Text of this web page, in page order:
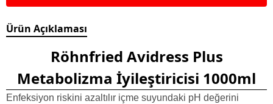
Ürün Açıklaması
Röhnfried Avidress Plus
Metabolizma İyileştiricisi 1000ml
Enfeksiyon riskini azaltılır içme suyundaki pH değerini